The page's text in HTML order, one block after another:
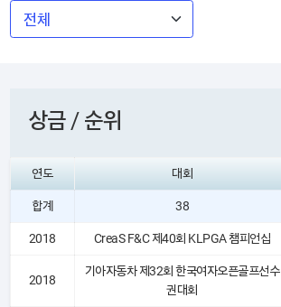
상금 / 순위
연도 대회
합계 38
2018 CreaS F&C 제40회 KLPGA 챔피언십
2018
기아자동차 제32회 한국여자오픈골프선수
권대회